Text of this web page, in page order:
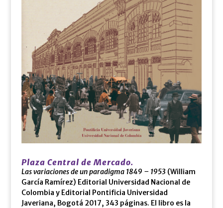
Plaza Central de Mercado.
Las variaciones de un paradigma 1849 – 1953 (William
García Ramírez) Editorial Universidad Nacional de
Colombia y Editorial Pontificia Universidad
Javeriana, Bogotá 2017, 343 páginas. El libro es la